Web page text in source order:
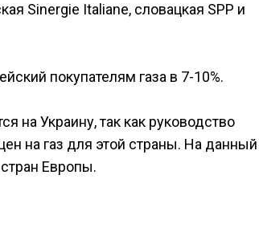
Sinergie Italiane, словацкая SPP и
покупателям газа в 7-10%.
на Украину, так как руководство
на газ для этой страны. На данный
Европы.